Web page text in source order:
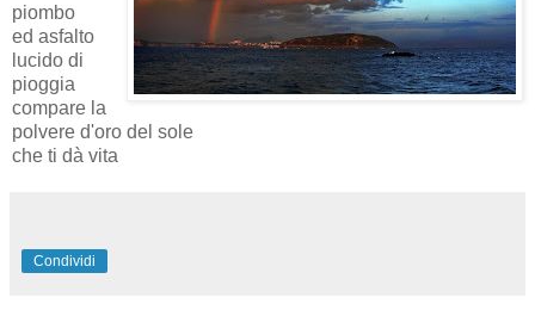
piombo
ed asfalto
lucido di
pioggia
compare la
polvere d'oro del sole
che ti dà vita
Condividi